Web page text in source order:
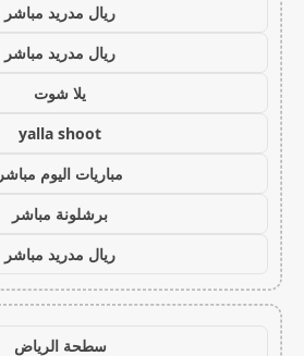
ريال مدريد مباشر
ريال مدريد مباشر
يلا شوت
yalla shoot
مباريات اليوم مباشر
برشلونة مباشر
ريال مدريد مباشر
سطحة الرياض